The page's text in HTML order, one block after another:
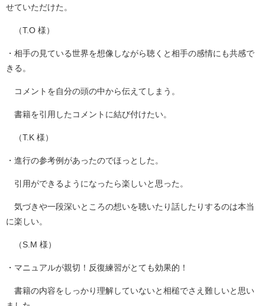
せていただけた。
（T.O 様）
・相手の見ている世界を想像しながら聴くと相手の感情にも共感で
きる。
コメントを自分の頭の中から伝えてしまう。
書籍を引用したコメントに結び付けたい。
（T.K 様）
・進行の参考例があったのでほっとした。
引用ができるようになったら楽しいと思った。
気づきや一段深いところの想いを聴いたり話したりするのは本当
に楽しい。
（S.M 様）
・マニュアルが親切！反復練習がとても効果的！
書籍の内容をしっかり理解していないと相槌でさえ難しいと思い